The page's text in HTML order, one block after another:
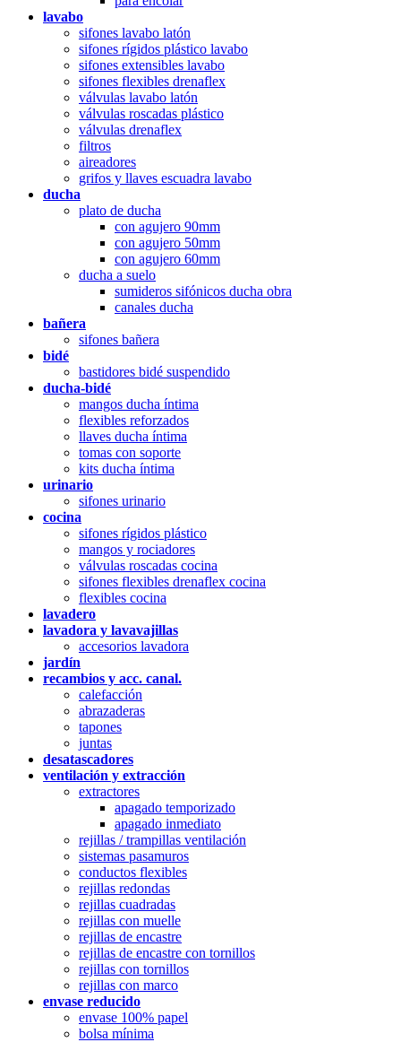
lavabo
sifones lavabo latón
sifones rígidos plástico lavabo
sifones extensibles lavabo
sifones flexibles drenaflex
válvulas lavabo latón
válvulas roscadas plástico
válvulas drenaflex
filtros
aireadores
grifos y llaves escuadra lavabo
ducha
plato de ducha
con agujero 90mm
con agujero 50mm
con agujero 60mm
ducha a suelo
sumideros sifónicos ducha obra
canales ducha
bañera
sifones bañera
bidé
bastidores bidé suspendido
ducha-bidé
mangos ducha íntima
flexibles reforzados
llaves ducha íntima
tomas con soporte
kits ducha íntima
urinario
sifones urinario
cocina
sifones rígidos plástico
mangos y rociadores
válvulas roscadas cocina
sifones flexibles drenaflex cocina
flexibles cocina
lavadero
lavadora y lavavajillas
accesorios lavadora
jardín
recambios y acc. canal.
calefacción
abrazaderas
tapones
juntas
desatascadores
ventilación y extracción
extractores
apagado temporizado
apagado inmediato
rejillas / trampillas ventilación
sistemas pasamuros
conductos flexibles
rejillas redondas
rejillas cuadradas
rejillas con muelle
rejillas de encastre
rejillas de encastre con tornillos
rejillas con tornillos
rejillas con marco
envase reducido
envase 100% papel
bolsa mínima